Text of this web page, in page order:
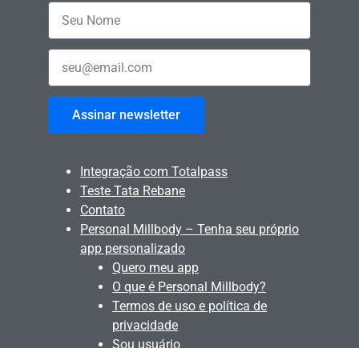
Assinar newsletter
Integração com Totalpass
Teste Tata Rebane
Contato
Personal Millbody – Tenha seu próprio
app personalizado
Quero meu app
O que é Personal Millbody?
Termos de uso e política de
privacidade
Sou usuário